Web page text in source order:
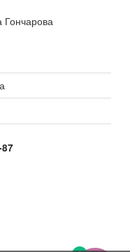
Гончарова